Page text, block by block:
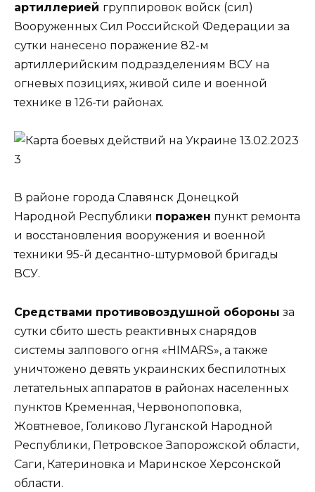
артиллерией группировок войск (сил)
Вооруженных Сил Российской Федерации за
сутки нанесено поражение 82-м
артиллерийским подразделениям ВСУ на
огневых позициях, живой силе и военной
технике в 126-ти районах.
В районе города Славянск Донецкой
Народной Республики поражен пункт ремонта
и восстановления вооружения и военной
техники 95-й десантно-штурмовой бригады
ВСУ.
Средствами противовоздушной обороны за
сутки сбито шесть реактивных снарядов
системы залпового огня «HIMARS», а также
уничтожено девять украинских беспилотных
летательных аппаратов в районах населенных
пунктов Кременная, Червонопоповка,
Жовтневое, Голиково Луганской Народной
Республики, Петровское Запорожской области,
Саги, Катериновка и Маринское Херсонской
области.